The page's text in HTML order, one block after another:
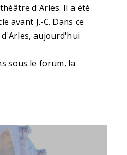
d'Arles. Il a été
avant J.-C. Dans ce
aujourd'hui
sous le forum, la